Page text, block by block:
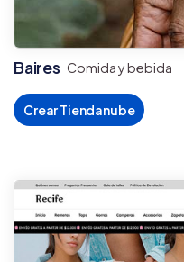
Baires Comida y bebida
Crear Tiendanube